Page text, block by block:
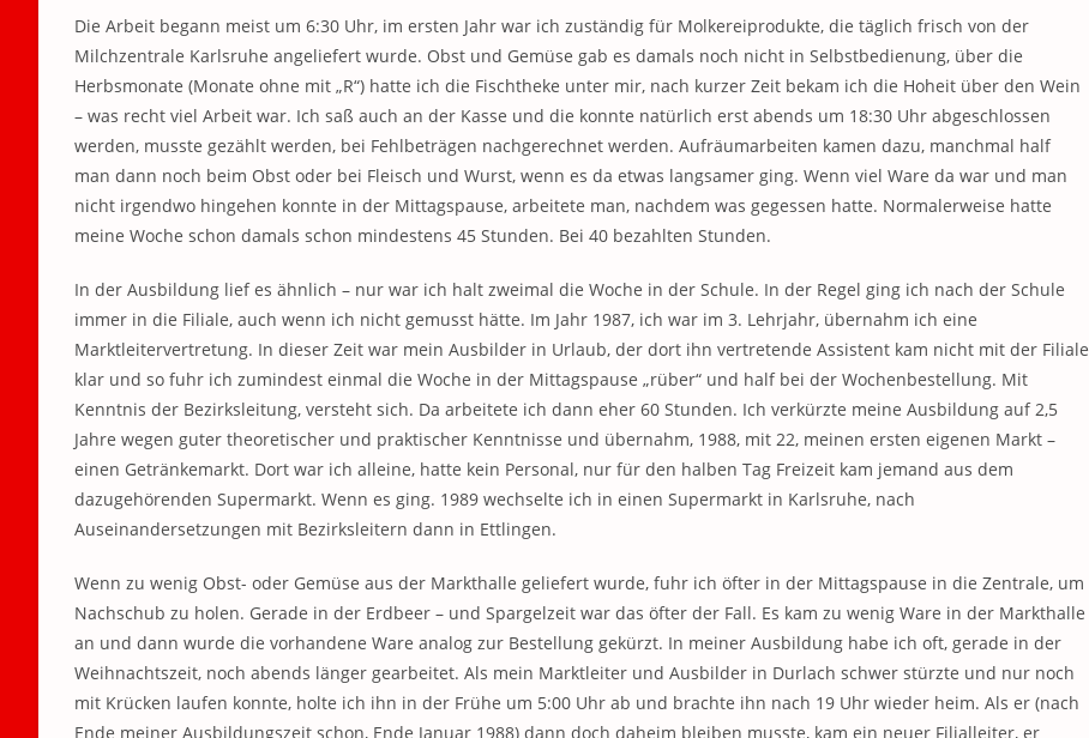
Die Arbeit begann meist um 6:30 Uhr, im ersten Jahr war ich zuständig für Molkereiprodukte, die täglich frisch von der
Milchzentrale Karlsruhe angeliefert wurde. Obst und Gemüse gab es damals noch nicht in Selbstbedienung, über die
Herbsmonate (Monate ohne mit „R“) hatte ich die Fischtheke unter mir, nach kurzer Zeit bekam ich die Hoheit über den Wein
– was recht viel Arbeit war. Ich saß auch an der Kasse und die konnte natürlich erst abends um 18:30 Uhr abgeschlossen
werden, musste gezählt werden, bei Fehlbeträgen nachgerechnet werden. Aufräumarbeiten kamen dazu, manchmal half
man dann noch beim Obst oder bei Fleisch und Wurst, wenn es da etwas langsamer ging. Wenn viel Ware da war und man
nicht irgendwo hingehen konnte in der Mittagspause, arbeitete man, nachdem was gegessen hatte. Normalerweise hatte
meine Woche schon damals schon mindestens 45 Stunden. Bei 40 bezahlten Stunden.
In der Ausbildung lief es ähnlich – nur war ich halt zweimal die Woche in der Schule. In der Regel ging ich nach der Schule
immer in die Filiale, auch wenn ich nicht gemusst hätte. Im Jahr 1987, ich war im 3. Lehrjahr, übernahm ich eine
Marktleitervertretung. In dieser Zeit war mein Ausbilder in Urlaub, der dort ihn vertretende Assistent kam nicht mit der Filiale
klar und so fuhr ich zumindest einmal die Woche in der Mittagspause „rüber“ und half bei der Wochenbestellung. Mit
Kenntnis der Bezirksleitung, versteht sich. Da arbeitete ich dann eher 60 Stunden. Ich verkürzte meine Ausbildung auf 2,5
Jahre wegen guter theoretischer und praktischer Kenntnisse und übernahm, 1988, mit 22, meinen ersten eigenen Markt –
einen Getränkemarkt. Dort war ich alleine, hatte kein Personal, nur für den halben Tag Freizeit kam jemand aus dem
dazugehörenden Supermarkt. Wenn es ging. 1989 wechselte ich in einen Supermarkt in Karlsruhe, nach
Auseinandersetzungen mit Bezirksleitern dann in Ettlingen.
Wenn zu wenig Obst- oder Gemüse aus der Markthalle geliefert wurde, fuhr ich öfter in der Mittagspause in die Zentrale, um
Nachschub zu holen. Gerade in der Erdbeer – und Spargelzeit war das öfter der Fall. Es kam zu wenig Ware in der Markthalle
an und dann wurde die vorhandene Ware analog zur Bestellung gekürzt. In meiner Ausbildung habe ich oft, gerade in der
Weihnachtszeit, noch abends länger gearbeitet. Als mein Marktleiter und Ausbilder in Durlach schwer stürzte und nur noch
mit Krücken laufen konnte, holte ich ihn in der Frühe um 5:00 Uhr ab und brachte ihn nach 19 Uhr wieder heim. Als er (nach
Ende meiner Ausbildungszeit schon, Ende Januar 1988) dann doch daheim bleiben musste, kam ein neuer Filialleiter, er